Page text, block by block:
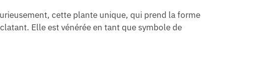
cette plante unique, qui prend la forme
Elle est vénérée en tant que symbole de